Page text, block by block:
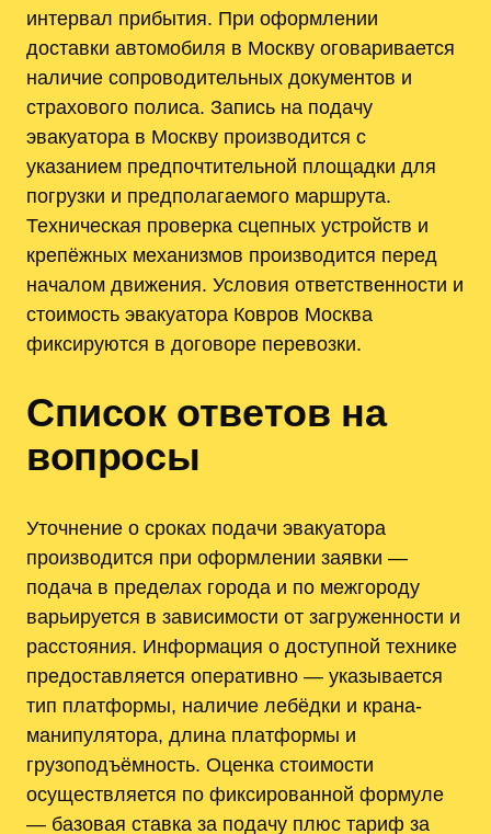
интервал прибытия. При оформлении
доставки автомобиля в Москву оговаривается
наличие сопроводительных документов и
страхового полиса. Запись на подачу
эвакуатора в Москву производится с
указанием предпочтительной площадки для
погрузки и предполагаемого маршрута.
Техническая проверка сцепных устройств и
крепёжных механизмов производится перед
началом движения. Условия ответственности и
стоимость эвакуатора Ковров Москва
фиксируются в договоре перевозки.
Список ответов на
вопросы
Уточнение о сроках подачи эвакуатора
производится при оформлении заявки —
подача в пределах города и по межгороду
варьируется в зависимости от загруженности и
расстояния. Информация о доступной технике
предоставляется оперативно — указывается
тип платформы, наличие лебёдки и крана-
манипулятора, длина платформы и
грузоподъёмность. Оценка стоимости
осуществляется по фиксированной формуле
— базовая ставка за подачу плюс тариф за